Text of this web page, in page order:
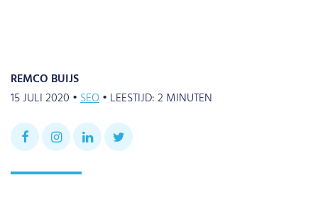
REMCO BUIJS
15 JULI 2020 •SEO• LEESTIJD:2MINUTEN